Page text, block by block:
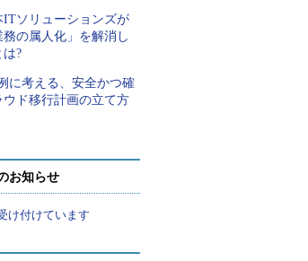
ITソリューションズが
務の属人化」を解消し
は?
に考える、安全かつ確
ウド移行計画の立て方
お知らせ
け付けています